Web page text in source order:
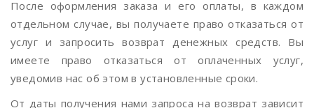
После оформления заказа и его оплаты, в каждом
отдельном случае, вы получаете право отказаться от
услуг и запросить возврат денежных средств. Вы
имеете право отказаться от оплаченных услуг,
уведомив нас об этом в установленные сроки.
От даты получения нами запроса на возврат зависит